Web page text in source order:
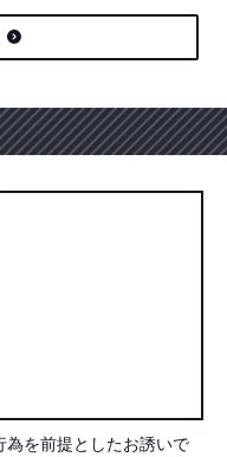
為を前提としたお誘いで